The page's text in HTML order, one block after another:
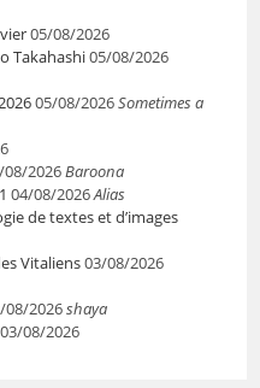
05/08/2026
Takahashi05/08/2026
05/08/2026Sometimes a
08/2026Baroona
04/08/2026Alias
de textes et d’images
Vitaliens03/08/2026
08/2026shaya
03/08/2026